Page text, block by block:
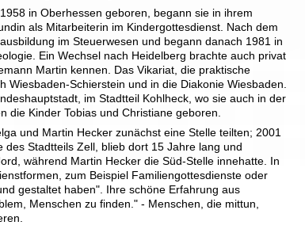
1958 in Oberhessen geboren, begann sie in ihrem
als Mitarbeiterin im Kindergottesdienst. Nach dem
im Steuerwesen und begann danach 1981 in
Ein Wechsel nach Heidelberg brachte auch privat
Martin kennen. Das Vikariat, die praktische
Schierstein und in die Diakonie Wiesbaden.
im Stadtteil Kohlheck, wo sie auch in der
die Kinder Tobias und Christiane geboren.
und Martin Hecker zunächst eine Stelle teilten; 2001
Stadtteils Zell, blieb dort 15 Jahre lang und
während Martin Hecker die Süd-Stelle innehatte. In
zum Beispiel Familiengottesdienste oder
gestaltet haben". Ihre schöne Erfahrung aus
Menschen zu finden." - Menschen, die mittun,